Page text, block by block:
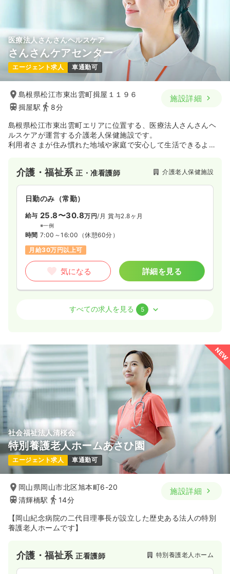
医療法人さんさんヘルスケア
さんさんケアセンター
エージェント求人 車通勤可
島根県松江市東出雲町揖屋１１９６
揖屋駅
8分
施設詳細
島根県松江市東出雲町エリアに位置する、医療法人さんさんヘ
ルスケアが運営する介護老人保健施設です。
利用者さまが住み慣れた地域や家庭で安心して生活できるよ
介護・福祉系正・准看護師 介護老人保健施設
日勤のみ（常勤）
給与 25.8〜30.8万円/月 賞与2.8ヶ月
※一例
時間 7:00～16:00 （休憩60分）
月給30万円以上可
気になる 詳細を見る
正看護師 / 管理職
給与 34.2〜42.2万円 賞与2.8ヶ月
※一例
時間 7:30～16:30（休憩60分）
4週8休以上
オンコールあり 月給40万円以上可
詳細を見る
訪問看護正看護師
日勤のみ（常勤）
給与 26.4〜30.8 万円/月 賞与2.8ヶ月
※経験5年の例
時間 7:30～16:30
4週8休以上
月給30万円以上可
すべての求人を見る 5
NEW
社会福祉法人清桜会
特別養護老人ホームあさひ園
エージェント求人 車通勤可
岡山県岡山市北区旭本町6-20
清輝橋駅
14分
施設詳細
【岡山紀念病院の二代目理事長が設立した歴史ある法人の特別
養護老人ホームです】
介護・福祉系正看護師 特別養護老人ホーム